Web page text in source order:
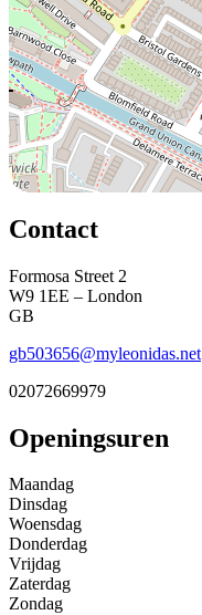
Contact
Formosa Street 2
W9 1EE – London
GB
gb503656@myleonidas.net
02072669979
Openingsuren
Maandag
Dinsdag
Woensdag
Donderdag
Vrijdag
Zaterdag
Zondag